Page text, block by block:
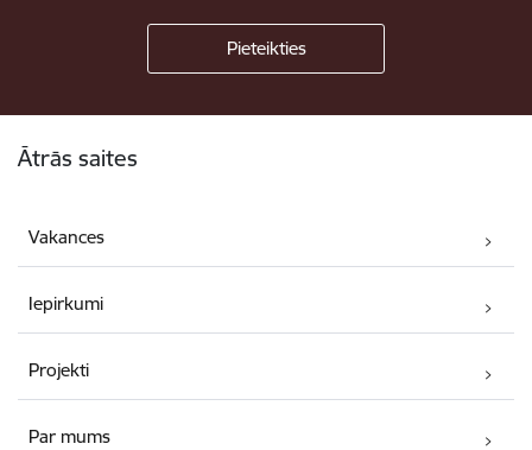
Ātrās saites
Vakances
Iepirkumi
Projekti
Par mums